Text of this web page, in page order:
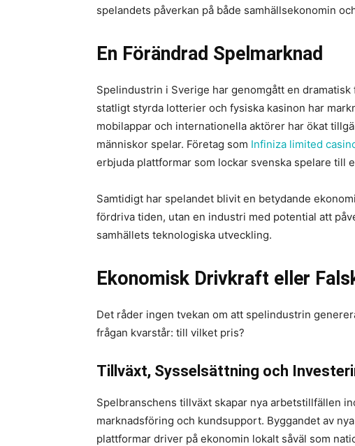
spelandets påverkan på både samhällsekonomin
En Förändrad Spelmarknad
Spelindustrin i Sverige har genomgått en
statligt styrda lotterier och fysiska kasinon har
mobilappar och internationella aktörer har ökat
människor spelar. Företag som Infiniza limited
erbjuda plattformar som lockar svenska spelare till
Samtidigt har spelandet blivit en betydande
fördriva tiden, utan en industri med potential att
samhällets teknologiska utveckling.
Ekonomisk Drivkraft eller
Det råder ingen tvekan om att spelindustrin
frågan kvarstår: till vilket pris?
Tillväxt, Sysselsättning och
Spelbranschens tillväxt skapar nya arbetstillfällen
marknadsföring och kundsupport. Byggandet av
plattformar driver på ekonomin lokalt såväl som